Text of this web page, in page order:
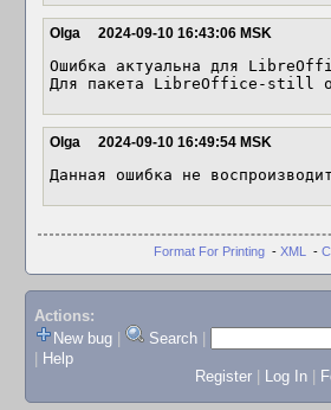
Olga 2024-09-10 16:43:06 MSK
Ошибка актуальна для
Для пакета LibreOffice-still
Olga 2024-09-10 16:49:54 MSK
Данная ошибка не
Format For Printing - XML -
Actions:
New bug
Search
Help
Register
Log In